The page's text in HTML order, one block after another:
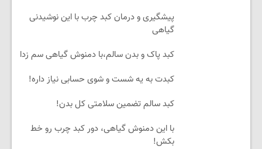
پیشگیری و درمان کبد چرب با این نوشیدنی
گیاهی
کبد پاک و بدن سالم،با دمنوش گیاهی سم زدا
کبدت به یه شست و شوی حسابی نیاز داره!
کبد سالم تضمین سلامتی کل بدن!
با این دمنوش گیاهی، دور کبد چرب رو خط
بکش!